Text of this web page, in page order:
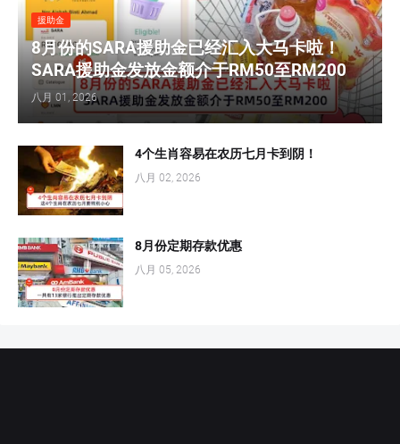
援助金
8月份的SARA援助金已经汇入大马卡啦！
SARA援助金发放金额介于RM50至RM200
八月 01, 2026
4个生肖容易在农历七月卡到阴！
八月 02, 2026
8月份定期存款优惠
八月 05, 2026